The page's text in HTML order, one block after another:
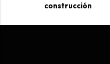
construcción